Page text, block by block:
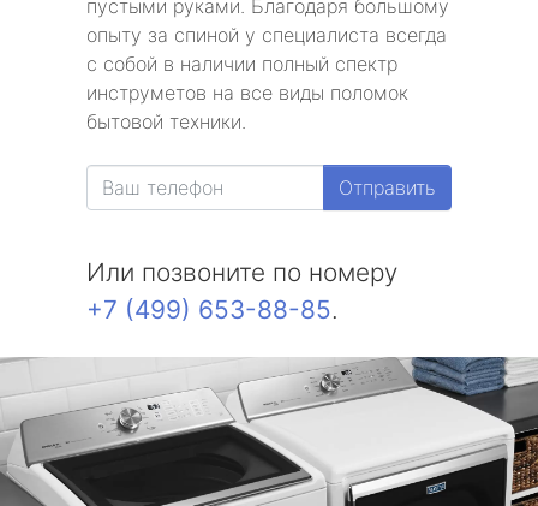
пустыми руками. Благодаря большому
опыту за спиной у специалиста всегда
с собой в наличии полный спектр
инструметов на все виды поломок
бытовой техники.
Отправить
Или позвоните по номеру
+7 (499) 653-88-85.